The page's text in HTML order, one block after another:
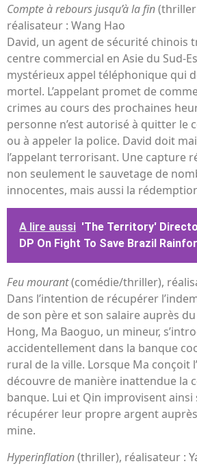
Compte à rebours jusqu’à la fin(thriller
réalisateur : Wang Hao
David, un agent de sécurité chinois
centre commercial en Asie du Sud-
mystérieux appel téléphonique qui
mortel. L’appelant promet de
crimes au cours des prochaines
personne n’est autorisé à quitter le
ou à appeler la police. David doit
l’appelant terrorisant. Une capture
non seulement le sauvetage de
innocentes, mais aussi la
A lire aussi 'The Territory'
DP On Fight To Save Brazil
Feu mourant(comédie/thriller),
Dans l’intention de récupérer
de son père et son salaire auprès
Hong, Ma Baoguo, un mineur,
accidentellement dans la banque
rural de la ville. Lorsque Ma conçoit
découvre de manière inattendue la
banque. Lui et Qin improvisent
récupérer leur propre argent
mine.
Hyperinflation(thriller), réalisateur :